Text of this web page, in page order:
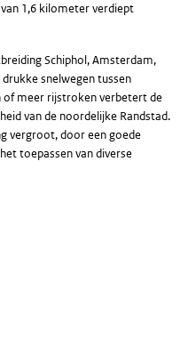
1,6 kilometer verdiept
Schiphol, Amsterdam,
snelwegen tussen
of meer rijstroken verbetert de
van de noordelijke Randstad.
vergroot, door een goede
toepassen van diverse